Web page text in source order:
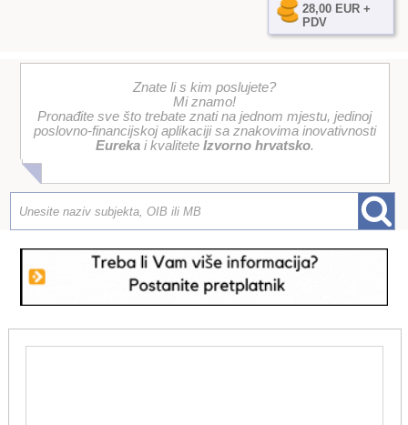
28,00 EUR +
PDV
Znate li s kim poslujete?
Mi znamo!
Pronađite sve što trebate znati na jednom mjestu, jedinoj
poslovno-financijskoj aplikaciji sa znakovima inovativnosti
Eurekai kvalitete Izvorno hrvatsko.